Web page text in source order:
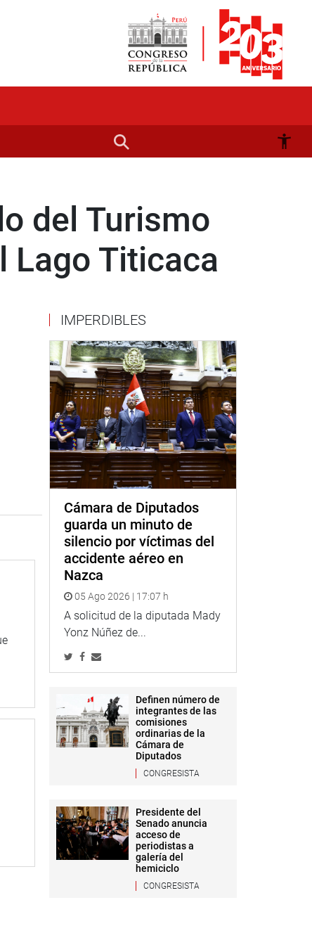
del Turismo
Lago Titicaca
IMPERDIBLES
Cámara de Diputados
guarda un minuto de
silencio por víctimas del
accidente aéreo en
Nazca
05 Ago 2026 | 17:07 h
A solicitud de la diputada Mady
Yonz Núñez de...
Definen número de
integrantes de las
comisiones
ordinarias de la
Cámara de
Diputados
CONGRESISTA
Presidente del
Senado anuncia
acceso de
periodistas a
galería del
hemiciclo
CONGRESISTA